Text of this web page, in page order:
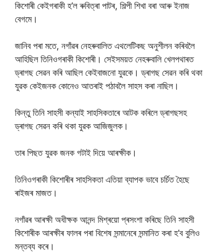
কিশোৰী কেইগৰাকী হ’ল ৰুবিত্ৰা পাটৰ, শিল্পী শিখা বৰা আৰু ইনাজ
বেগমে।
জানিব পৰা মতে, নগাঁৱৰ নেহৰুবালিত এথলেটিকছ অনুশীলন কৰিবলৈ
আহিছিল তিনিওগৰাকী কিশোৰী। সেইসময়ত নেহৰুবালি খেলপথাৰত
ড্ৰাগছ সেৱন কৰি আছিল কেইবাজনো যুৱকে। ড্ৰাগছ সেৱন কৰি থকা
যুৱক কেইজনক কোনেও আতৰাই পঠাবলৈ সাহস কৰা নাছিল।
কিন্তু তিনি সাহসী কন্যাই সাহসিকতাৰে আটক কৰিলে ড্ৰাগছসহ
ড্ৰাগছ সেৱন কৰি থকা যুৱক আজিজুলক।
তাৰ পিছত যুৱক জনক গটাই দিয়ে আৰক্ষীক।
তিনিওগৰাকী কিশোৰীৰ সাহসিকতা এতিয়া ব্যাপক ভাবে চৰ্চিত হৈছে
ৰাইজৰ মাজত।
নগাঁৱৰ আৰক্ষী অধীক্ষক আনন্দ মিশ্ৰয়ো প্ৰসংশা কৰিছে তিনি সাহসী
কিশোৰীক আৰক্ষীৰ ফালৰ পৰা বিশেষ সন্মানেৰে সন্মানিত কৰা হ’ব বুলিও
মন্তব্য কৰে।